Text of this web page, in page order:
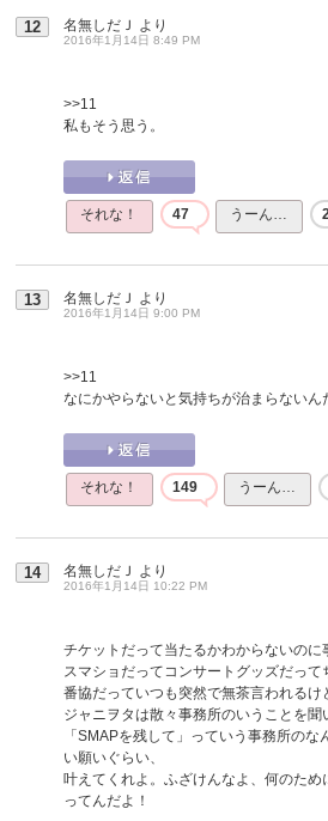
12 名無しだＪ より
2016年1月14日 8:49 PM
>>11
私もそう思う。
それな！ 47 うーん…
13 名無しだＪ より
2016年1月14日 9:00 PM
>>11
なにかやらないと気持ちが治まらないん
それな！ 149 うーん…
14 名無しだＪ より
2016年1月14日 10:22 PM
チケットだって当たるかわからないのに
スマショだってコンサートグッズだって
番協だっていつも突然で無茶言われるけ
ジャニヲタは散々事務所のいうことを聞
「SMAPを残して」っていう事務所の
い願いぐらい、
叶えてくれよ。ふざけんなよ、何のた
ってんだよ！